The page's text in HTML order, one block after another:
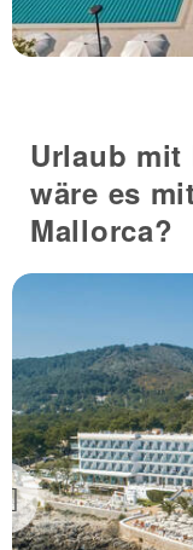
Urlaub mit
wäre es
Mallorca?
Previous